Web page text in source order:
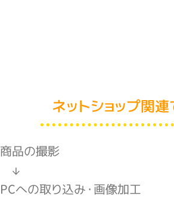
商品の撮影
↓
PCへの取り込み・画像加工
ネットショップ関